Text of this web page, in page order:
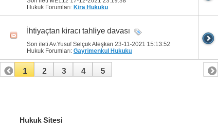
Hukuk Forumları: Kira Hukuku
İhtiyaçtan kiracı tahliye davası
Son ileti Av.Yusuf Selçuk Ateşkan 23-11-2021 15:13:52
Hukuk Forumları: Gayrimenkul Hukuku
1 2 3 4 5
Hukuk Sitesi